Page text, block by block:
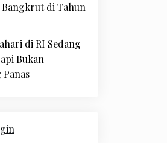
di Tahun
di RI Sedang
Bukan
Panas